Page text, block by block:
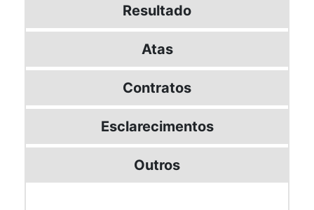
Resultado
Atas
Contratos
Esclarecimentos
Outros